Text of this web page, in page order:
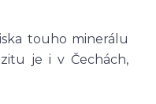
touho minerálu
je i v Čechách,